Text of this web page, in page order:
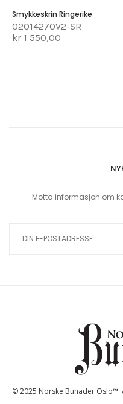
Smykkeskrin Ringerike
02014270V2-SR
kr 1 550,00
Motta informasjon om
© 2025 Norske Bunader